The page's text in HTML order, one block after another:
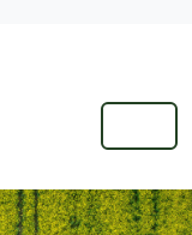
MENU